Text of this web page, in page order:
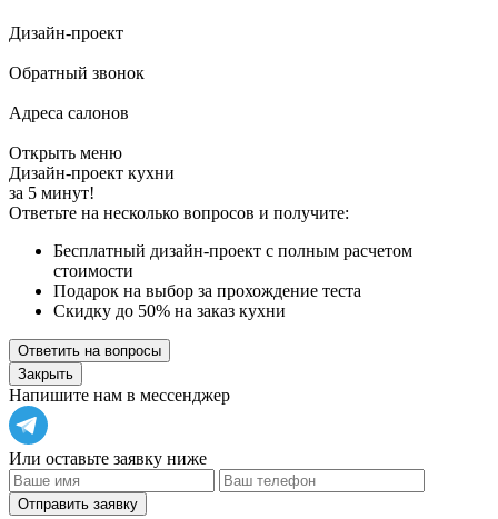
Дизайн-проект
Обратный звонок
Адреса салонов
Открыть меню
Дизайн-проект кухни
за 5 минут!
Ответьте на несколько вопросов и получите:
Бесплатный дизайн-проект с полным расчетом
стоимости
Подарок на выбор за прохождение теста
Скидку до 50% на заказ кухни
Ответить на вопросы
Закрыть
Напишите нам в мессенджер
Или оставьте заявку ниже
Отправить заявку